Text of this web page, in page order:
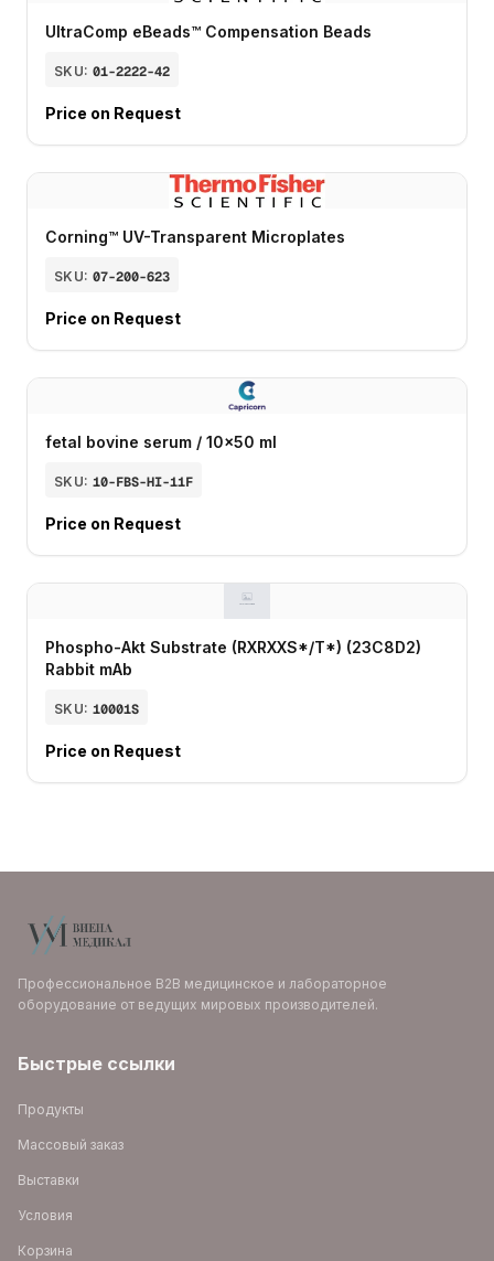
UltraComp eBeads™ Compensation Beads
SKU: 01-2222-42
Price on Request
Corning™ UV-Transparent Microplates
SKU: 07-200-623
Price on Request
fetal bovine serum / 10x50 ml
SKU: 10-FBS-HI-11F
Price on Request
Phospho-Akt Substrate (RXRXXS*/T*) (23C8D2)
Rabbit mAb
SKU: 10001S
Price on Request
Профессиональное B2B медицинское и лабораторное
оборудование от ведущих мировых производителей.
Быстрые ссылки
Продукты
Массовый заказ
Выставки
Условия
Корзина